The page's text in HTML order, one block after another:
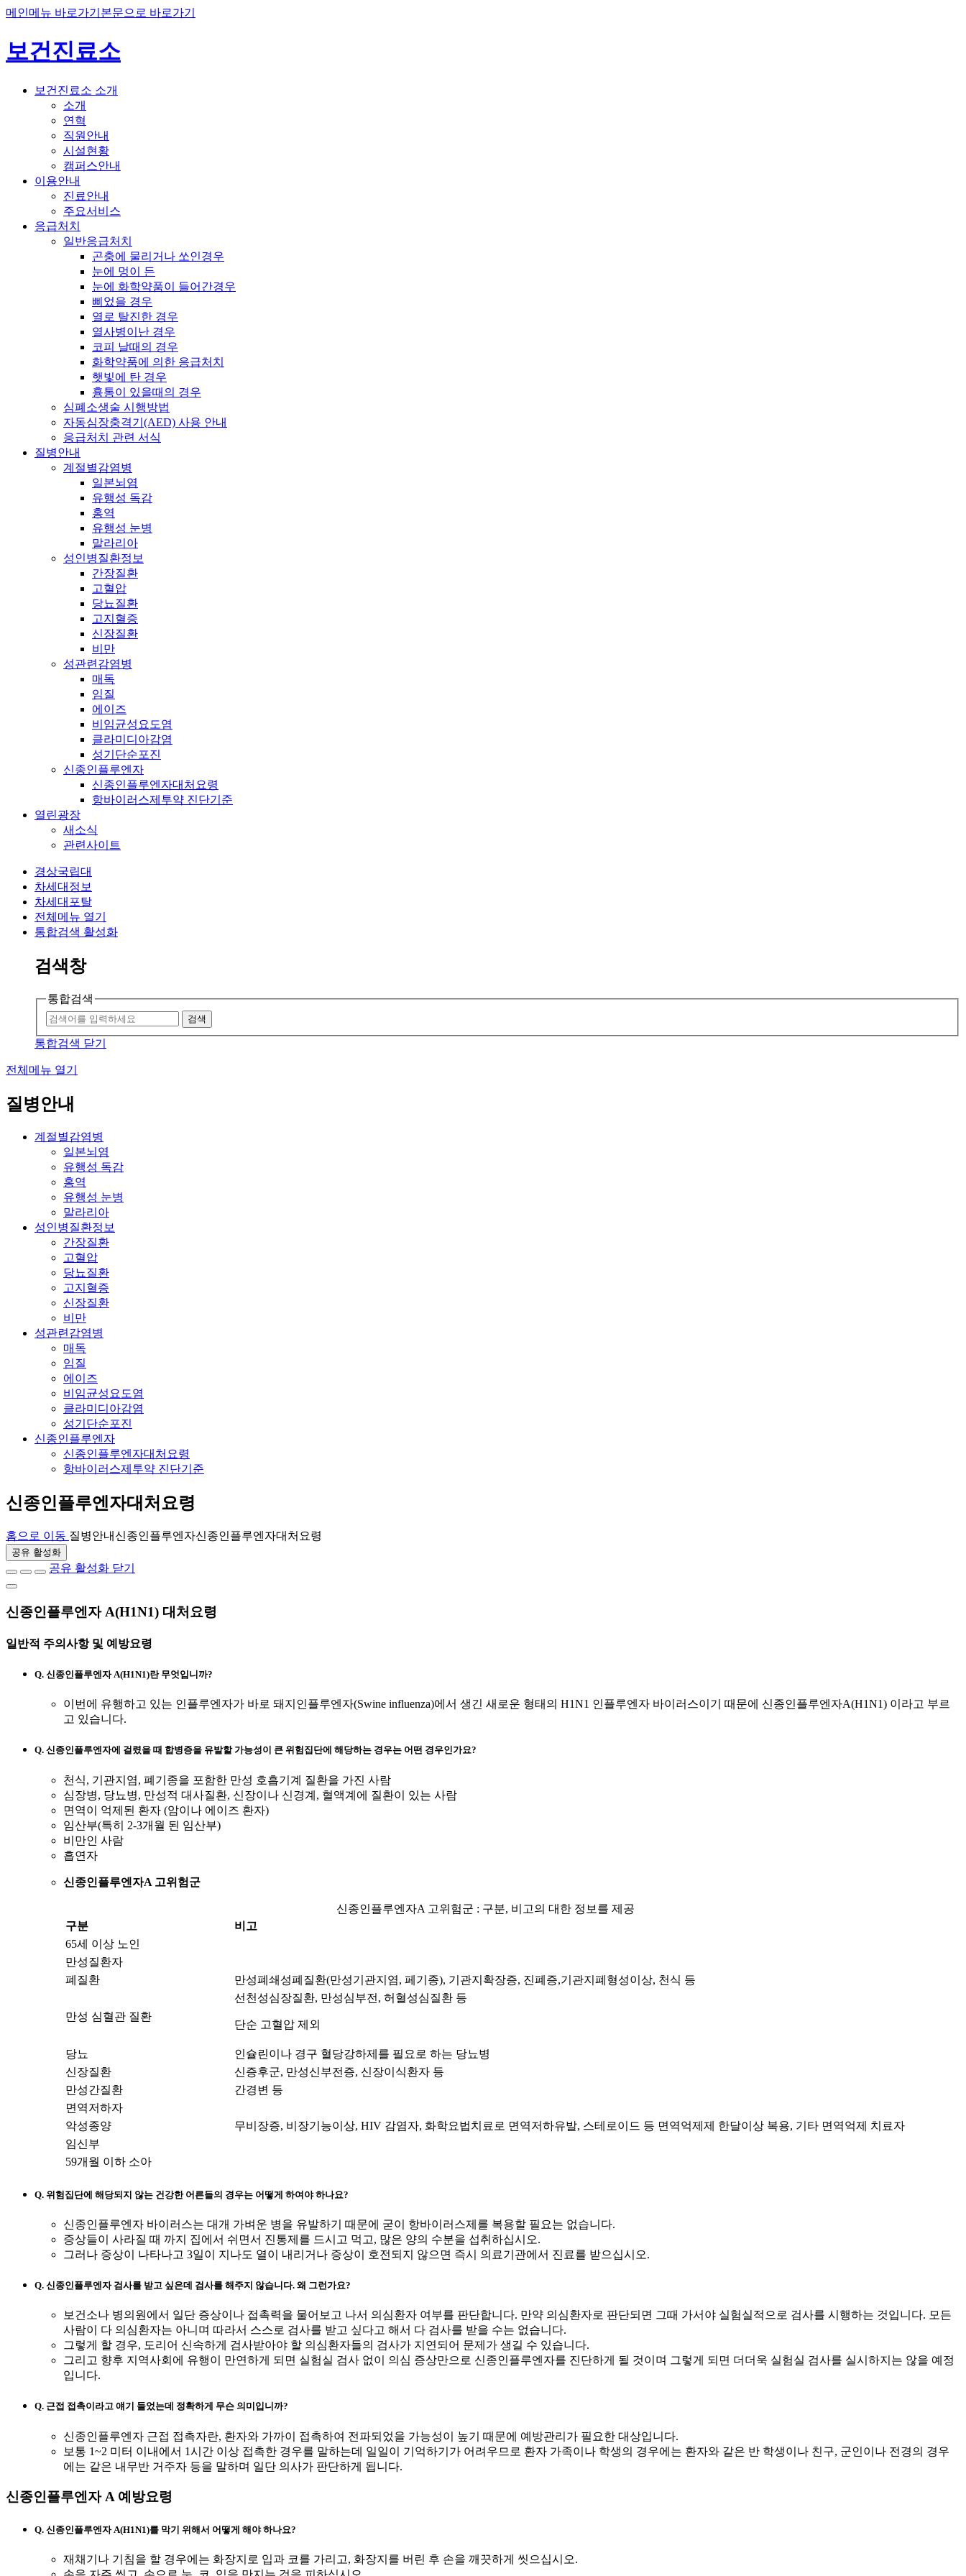
메인메뉴 바로가기 본문으로 바로가기
보건진료소
보건진료소 소개
소개
연혁
직원안내
시설현황
캠퍼스안내
이용안내
진료안내
주요서비스
응급처치
일반응급처치
곤충에 물리거나 쏘인경우
눈에 멍이 든
눈에 화학약품이 들어간경우
삐었을 경우
열로 탈진한 경우
열사병이난 경우
코피 날때의 경우
화학약품에 의한 응급처치
햇빛에 탄 경우
흉통이 있을때의 경우
심폐소생술 시행방법
자동심장충격기(AED) 사용 안내
응급처치 관련 서식
질병안내
계절별감염병
일본뇌염
유행성 독감
홍역
유행성 눈병
말라리아
성인병질환정보
간장질환
고혈압
당뇨질환
고지혈증
신장질환
비만
성관련감염병
매독
임질
에이즈
비임균성요도염
클라미디아감염
성기단순포진
신종인플루엔자
신종인플루엔자대처요령
항바이러스제투약 진단기준
열린광장
새소식
관련사이트
경상국립대
차세대정보
차세대포탈
전체메뉴 열기
통합검색 활성화
검색창
통합검색
검색
통합검색 닫기
전체메뉴 열기
질병안내
계절별감염병
일본뇌염
유행성 독감
홍역
유행성 눈병
말라리아
성인병질환정보
간장질환
고혈압
당뇨질환
고지혈증
신장질환
비만
성관련감염병
매독
임질
에이즈
비임균성요도염
클라미디아감염
성기단순포진
신종인플루엔자
신종인플루엔자대처요령
항바이러스제투약 진단기준
신종인플루엔자대처요령
홈으로 이동 질병안내 신종인플루엔자신종인플루엔자대처요령
공유 활성화
공유 활성화 닫기
신종인플루엔자 A(H1N1) 대처요령
일반적 주의사항 및 예방요령
Q. 신종인플루엔자 A(H1N1)란 무엇입니까?
이번에 유행하고 있는 인플루엔자가 바로 돼지인플루엔자(Swine influenza)에서 생긴 새로운 형태의 H1N1 인플루엔자 바이러스이기 때문에 신종인플루엔자A(H1N1) 이라고 부르
고 있습니다.
Q. 신종인플루엔자에 걸렸을 때 합병증을 유발할 가능성이 큰 위험집단에 해당하는 경우는 어떤 경우인가요?
천식, 기관지염, 폐기종을 포함한 만성 호흡기계 질환을 가진 사람
심장병, 당뇨병, 만성적 대사질환, 신장이나 신경계, 혈액계에 질환이 있는 사람
면역이 억제된 환자 (암이나 에이즈 환자)
임산부(특히 2-3개월 된 임산부)
비만인 사람
흡연자
신종인플루엔자A 고위험군
신종인플루엔자A 고위험군 : 구분, 비고의 대한 정보를 제공
구분
비고
65세 이상 노인
만성질환자
폐질환
만성폐쇄성폐질환(만성기관지염, 페기종), 기관지확장증, 진폐증,기관지폐형성이상, 천식 등
만성 심혈관 질환
선천성심장질환, 만성심부전, 허혈성심질환 등
단순 고혈압 제외
당뇨
인슐린이나 경구 혈당강하제를 필요로 하는 당뇨병
신장질환
신증후군, 만성신부전증, 신장이식환자 등
만성간질환
간경변 등
면역저하자
악성종양
무비장증, 비장기능이상, HIV 감염자, 화학요법치료로 면역저하유발, 스테로이드 등 면역억제제 한달이상 복용, 기타 면역억제 치료자
임신부
59개월 이하 소아
Q. 위험집단에 해당되지 않는 건강한 어른들의 경우는 어떻게 하여야 하나요?
신종인플루엔자 바이러스는 대개 가벼운 병을 유발하기 때문에 굳이 항바이러스제를 복용할 필요는 없습니다.
증상들이 사라질 때 까지 집에서 쉬면서 진통제를 드시고 먹고, 많은 양의 수분을 섭취하십시오.
그러나 증상이 나타나고 3일이 지나도 열이 내리거나 증상이 호전되지 않으면 즉시 의료기관에서 진료를 받으십시오.
Q. 신종인플루엔자 검사를 받고 싶은데 검사를 해주지 않습니다. 왜 그런가요?
보건소나 병의원에서 일단 증상이나 접촉력을 물어보고 나서 의심환자 여부를 판단합니다. 만약 의심환자로 판단되면 그때 가서야 실험실적으로 검사를 시행하는 것입니다. 모든
사람이 다 의심환자는 아니며 따라서 스스로 검사를 받고 싶다고 해서 다 검사를 받을 수는 없습니다.
그렇게 할 경우, 도리어 신속하게 검사받아야 할 의심환자들의 검사가 지연되어 문제가 생길 수 있습니다.
그리고 향후 지역사회에 유행이 만연하게 되면 실험실 검사 없이 의심 증상만으로 신종인플루엔자를 진단하게 될 것이며 그렇게 되면 더더욱 실험실 검사를 실시하지는 않을 예정
입니다.
Q. 근접 접촉이라고 얘기 들었는데 정확하게 무슨 의미입니까?
신종인플루엔자 근접 접촉자란, 환자와 가까이 접촉하여 전파되었을 가능성이 높기 때문에 예방관리가 필요한 대상입니다.
보통 1~2 미터 이내에서 1시간 이상 접촉한 경우를 말하는데 일일이 기억하기가 어려우므로 환자 가족이나 학생의 경우에는 환자와 같은 반 학생이나 친구, 군인이나 전경의 경우
에는 같은 내무반 거주자 등을 말하며 일단 의사가 판단하게 됩니다.
신종인플루엔자 A 예방요령
Q. 신종인플루엔자 A(H1N1)를 막기 위해서 어떻게 해야 하나요?
재채기나 기침을 할 경우에는 화장지로 입과 코를 가리고, 화장지를 버린 후 손을 깨끗하게 씻으십시오.